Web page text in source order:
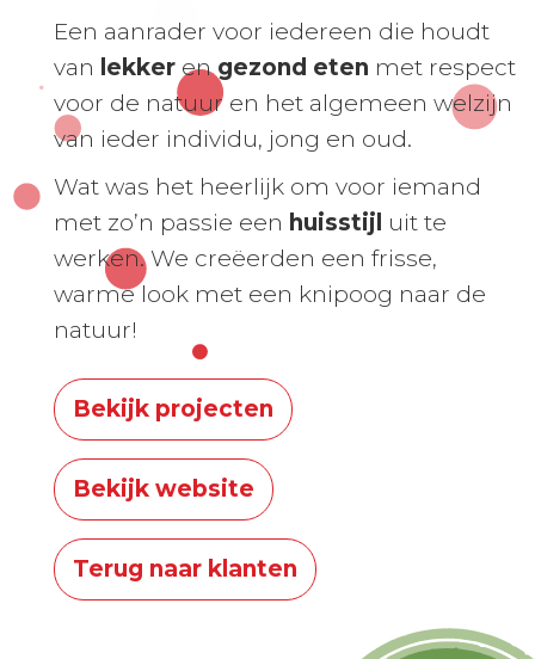
Een aanrader voor iedereen die houdt
van lekker engezond eten met respect
voor de natuur en het algemeen welzijn
van ieder individu, jong en oud.
Wat was het heerlijk om voor iemand
met zo’n passie een huisstijl uit te
werken. We creëerden een frisse,
warme look met een knipoog naar de
natuur!
Bekijk projecten
Bekijk website
Terug naar klanten